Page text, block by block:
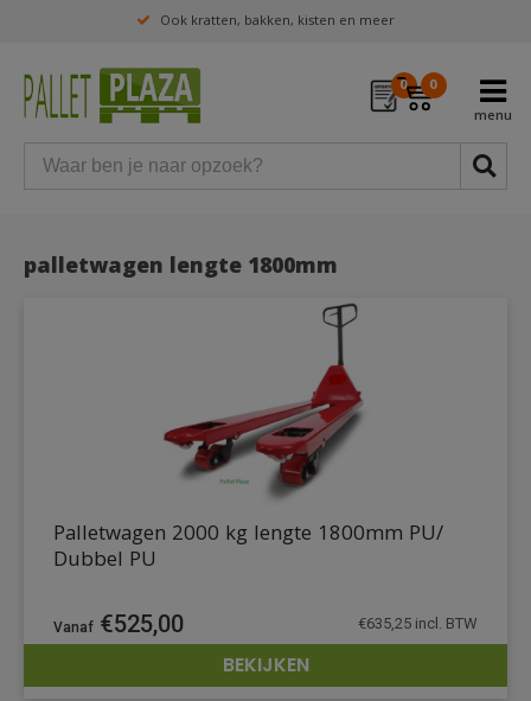
Ook kratten, bakken, kisten en meer
0 0
palletwagen lengte 1800mm
DETAILS
Palletwagen 2000 kg lengte 1800mm PU/
Dubbel PU
€525,00 €635,25 incl. BTW
BEKIJKEN